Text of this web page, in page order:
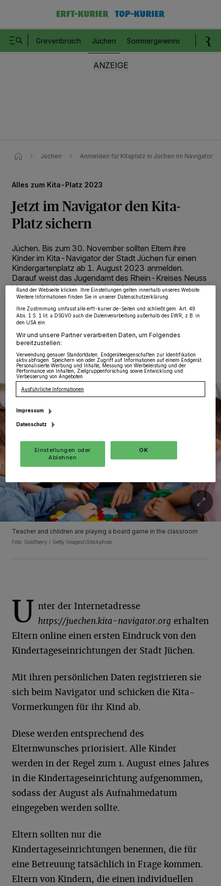
Grevenbroich Jüchen Sommergewinnspiel
Jüchen Anmelden für Kitaplatz in Jüchen im Navigator
Alles zum Kita-Platz 2023
Jetzt im Navigator den Kita-
Platz sichern
Jüchen. Bis zum 30. November sollten Eltern ihre
Kinder im Kita-Navigator der Stadt Jüchen für einen
Kindergartenplatz ab 1. August 2023 anmelden.
Darauf weist das Jugendamt des Rhein-Kreises Neuss
hin, das für Korschenbroich, Jüchen und
Rommerskirchen zuständig ist.
15.07.2022 , 11:50 Uhr Eine Minute Lesezeit
Teacher and children are playing a board game in the classroom
Foto: Goldfaery / Getty Images/iStockphoto
U nter der Internetadresse
https://juechen.kita-navigator.org erhalten
Eltern online einen ersten Eindruck von den
Kindertageseinrichtungen der Stadt Jüchen.
Mit ihren persönlichen Daten registrieren sie
sich beim Navigator und schicken die Kita-
Vormerkungen für ihr Kind ab.
Diese werden entsprechend des
Elternwunsches priorisiert. Alle Kinder
werden in der Regel zum 1. August eines Jahres
in die Kindertageseinrichtung aufgenommen,
sodass der August als Aufnahmedatum
eingegeben werden sollte.
Eltern sollten nur die
Kindertageseinrichtungen benennen, die für
eine Betreuung tatsächlich in Frage kommen.
Eltern von Kindern, die einen individuellen
von OK aktivieren Sie Tracking-Technologien für die unter „Wir und unsere
Partner verarbeiten Daten, um Ihnen Dienste bereitzustellen“ aufgeführten
Zwecke. Wenn Tracker deaktiviert sind, sind manche Inhalte und Anzeigen
möglicherweise nicht mehr so relevant für Sie. Sie können dieses Menü jederzeit
wieder aufrufen, um Ihre Einstellungen zu ändern oder Ihre Einwilligung zu
widerrufen, indem Sie auf den Link Einstellungen oder Ablehnen am unteren
Rand der Webseite klicken. Ihre Einstellungen gelten innerhalb unseres Website.
Weitere Informationen finden Sie in unserer Datenschutzerklärung.
Ihre Zustimmung umfasst alle erft-kurier.de-Seiten und schließt gem. Art. 49
Abs. 1 S. 1 lit. a DSGVO auch die Datenverarbeitung außerhalb des EWR, z.B. in
den USA ein.
Wir und unsere Partner verarbeiten Daten, um Folgendes
bereitzustellen:
Verwendung genauer Standortdaten. Endgeräteeigenschaften zur Identifikation
aktiv abfragen. Speichern von oder Zugriff auf Informationen auf einem Endgerät.
Personalisierte Werbung und Inhalte, Messung von Werbeleistung und der
Performance von Inhalten, Zielgruppenforschung sowie Entwicklung und
Verbesserung von Angeboten.
Ausführliche Informationen
Impressum
Datenschutz
Einstellungen oder
Ablehnen
OK